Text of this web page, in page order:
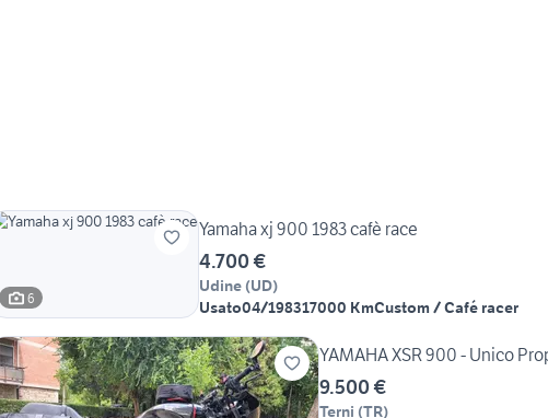
6
Yamaha xj 900 1983 cafè race
4.700 €
Udine (UD)
Usato04/198317000 KmCustom / Café racer
YAMAHA XSR 900 - Unico
9.500 €
Terni (TR)